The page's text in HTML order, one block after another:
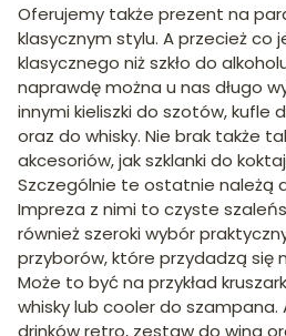
Oferujemy także prezent na
klasycznym stylu. A przecież co
klasycznego niż szkło do
naprawdę można u nas długo
innymi kieliszki do szotów, kufle
oraz do whisky. Nie brak także
akcesoriów, jak szklanki do
Szczególnie te ostatnie należą
Impreza z nimi to czyste
również szeroki wybór
przyborów, które przydadzą się
Może to być na przykład
whisky lub cooler do szampana.
drinków retro, zestaw do wina